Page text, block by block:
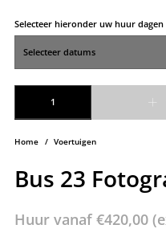
Home / Voertuigen
Bus 23
Huur vanaf €420,00
Selecteer hieronder uw huur dagen
Bus 23 Fotografie aantal